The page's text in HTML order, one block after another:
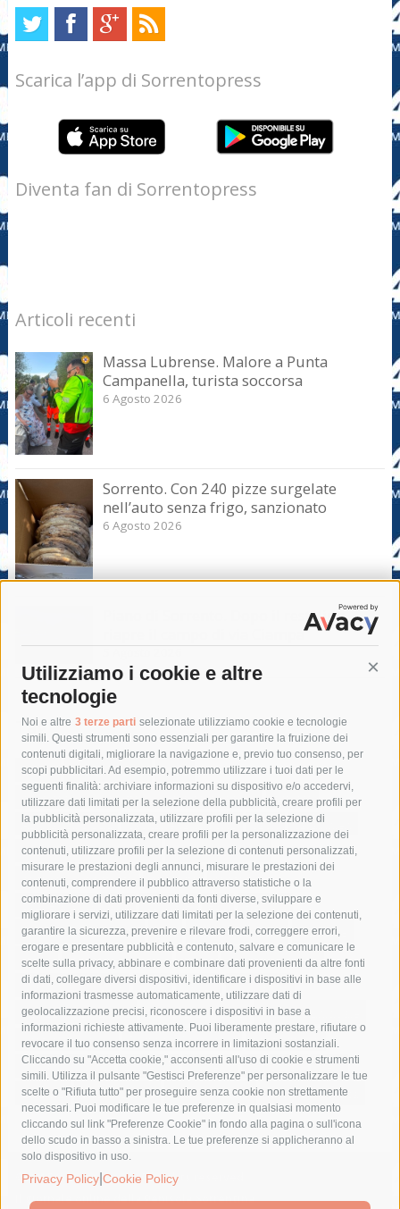
Utilizziamo i cookie e altre
tecnologie
Noi e altre 3 terze parti selezionate utilizziamo cookie e tecnologie
simili. Questi strumenti sono essenziali per garantire la fruizione dei
contenuti digitali, migliorare la navigazione e, previo tuo consenso, per
scopi pubblicitari. Ad esempio, potremmo utilizzare i tuoi dati per le
seguenti finalità: archiviare informazioni su dispositivo e/o accedervi,
utilizzare dati limitati per la selezione della pubblicità, creare profili per
la pubblicità personalizzata, utilizzare profili per la selezione di
pubblicità personalizzata, creare profili per la personalizzazione dei
contenuti, utilizzare profili per la selezione di contenuti personalizzati,
misurare le prestazioni degli annunci, misurare le prestazioni dei
contenuti, comprendere il pubblico attraverso statistiche o la
combinazione di dati provenienti da fonti diverse, sviluppare e
migliorare i servizi, utilizzare dati limitati per la selezione dei contenuti,
garantire la sicurezza, prevenire e rilevare frodi, correggere errori,
erogare e presentare pubblicità e contenuto, salvare e comunicare le
scelte sulla privacy, abbinare e combinare dati provenienti da altre fonti
di dati, collegare diversi dispositivi, identificare i dispositivi in base alle
informazioni trasmesse automaticamente, utilizzare dati di
geolocalizzazione precisi, riconoscere i dispositivi in base a
informazioni richieste attivamente. Puoi liberamente prestare, rifiutare o
revocare il tuo consenso senza incorrere in limitazioni sostanziali.
Cliccando su "Accetta cookie," acconsenti all'uso di cookie e strumenti
simili. Utilizza il pulsante "Gestisci Preferenze" per personalizzare le tue
scelte o "Rifiuta tutto" per proseguire senza cookie non strettamente
necessari. Puoi modificare le tue preferenze in qualsiasi momento
cliccando sul link "Preferenze Cookie" in fondo alla pagina o sull'icona
dello scudo in basso a sinistra. Le tue preferenze si applicheranno al
solo dispositivo in uso.
Privacy Policy Cookie Policy
Scarica l’app di Sorrentopress
Diventa fan di Sorrentopress
Articoli recenti
Massa Lubrense. Malore a Punta
Campanella, turista soccorsa
6 Agosto 2026
Sorrento. Con 240 pizze surgelate
nell’auto senza frigo, sanzionato
6 Agosto 2026
Piano di Sorrento. Dopo il restyling
riapre il campo di via Ciampa
Tag
acqua allerta meteo
anas
area marina protetta di punta campanella
arresto
Asl Napoli 3 sud
capitaneria di porto capri
carabinieri
castellammare di stabia
circumvesuviana
comune di sorrento
concerto
contagi
costiera amalfitana
covid-19 eav
elezioni
fondazione sorrento
gori guardia costiera
incidente
lavori
lorenzo balducelli mare
massa lubrense
massimo coppola
Meta napoli
ordinanza
penisola sorrentina
piano di sorrento
polizia municipale
protezione civile
Regione Campania
sant'agnello
sindaco cuomo
sorrento studenti temporali
treni
turismo
Vico Equense villa fiorentino vincenzo de luca
© 2015 SorrentoPress. All rights reserved.
Il giornale online della Penisola Sorrentina